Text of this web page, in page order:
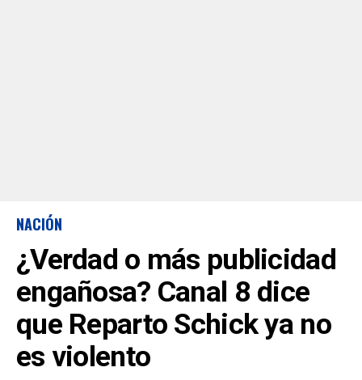
NACIÓN
¿Verdad o más publicidad
engañosa? Canal 8 dice
que Reparto Schick ya no
es violento